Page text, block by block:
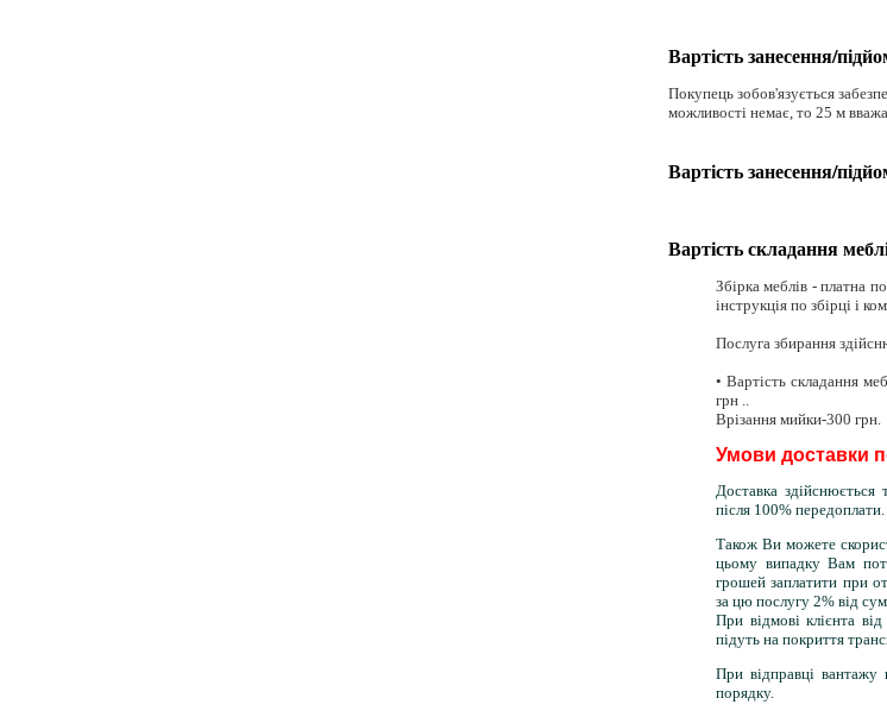
Вартість занесення/
Покупець зобов'язується
можливості немає, то 25 м
Вартість занесення/
Вартість складання
Збірка меблів - платна
інструкція по збірці і
Послуга збирання
• Вартість складання
грн ..
Врізання мийки-300 грн.
Умови доставки
Доставка здійснюється
після 100% передоплати.
Також Ви можете
цьому випадку Вам
грошей заплатити при
за цю послугу 2% від
При відмові клієнта
підуть на покриття
При відправці вантажу
порядку.